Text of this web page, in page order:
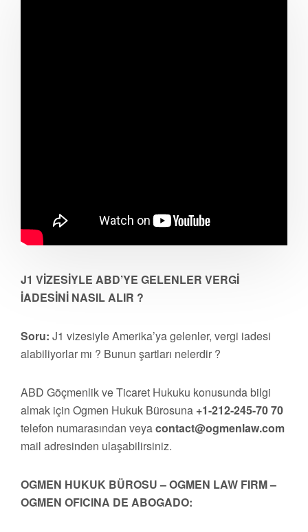
J1 VİZESİYLE ABD’YE GELENLER VERGİ
İADESİNİ NASIL ALIR ?
Soru: J1 vizesiyle Amerika’ya gelenler, vergi iadesi
alabiliyorlar mı ? Bunun şartları nelerdir ?
ABD Göçmenlik ve Ticaret Hukuku konusunda bilgi
almak için Ogmen Hukuk Bürosuna +1-212-245-70 70
telefon numarasından veyacontact@ogmenlaw.com
mail adresinden ulaşabilirsiniz.
OGMEN HUKUK BÜROSU – OGMEN LAW FIRM –
OGMEN OFICINA DE ABOGADO: